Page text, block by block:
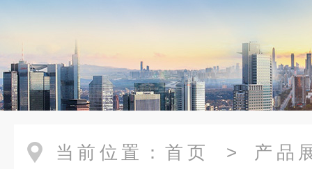
当前位置： 首页 > 产品